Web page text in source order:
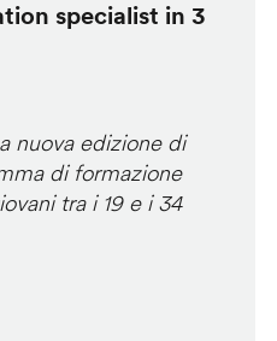
specialist in 3
nuova edizione di
di formazione
tra i 19 e i 34